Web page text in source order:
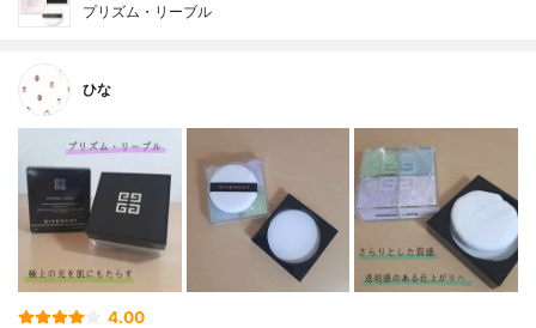
プリズム・リーブル
ひな
4.00